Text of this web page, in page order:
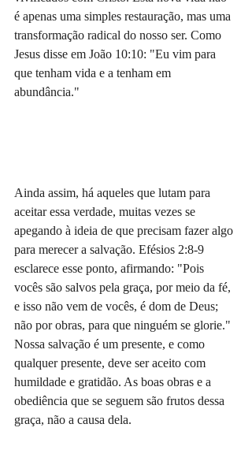
é apenas uma simples restauração, mas uma
transformação radical do nosso ser. Como
Jesus disse em João 10:10: "Eu vim para
que tenham vida e a tenham em
abundância."
Ainda assim, há aqueles que lutam para
aceitar essa verdade, muitas vezes se
apegando à ideia de que precisam fazer algo
para merecer a salvação. Efésios 2:8-9
esclarece esse ponto, afirmando: "Pois
vocês são salvos pela graça, por meio da fé,
e isso não vem de vocês, é dom de Deus;
não por obras, para que ninguém se glorie."
Nossa salvação é um presente, e como
qualquer presente, deve ser aceito com
humildade e gratidão. As boas obras e a
obediência que se seguem são frutos dessa
graça, não a causa dela.